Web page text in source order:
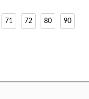
71 72 80 90